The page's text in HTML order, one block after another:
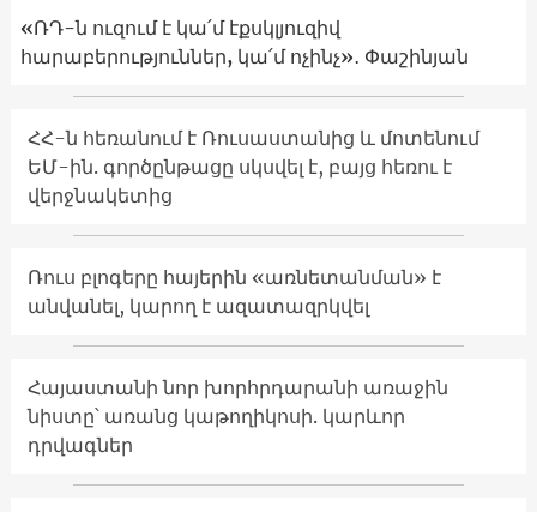
«ՌԴ-ն ուզում է կա՛մ էքսկլյուզիվ
հարաբերություններ, կա՛մ ոչինչ»․ Փաշինյան
ՀՀ-ն հեռանում է Ռուսաստանից և մոտենում
ԵՄ-ին. գործընթացը սկսվել է, բայց հեռու է
վերջնակետից
Ռուս բլոգերը հայերին «առնետանման» է
անվանել, կարող է ազատազրկվել
Հայաստանի նոր խորհրդարանի առաջին
նիստը՝ առանց կաթողիկոսի. կարևոր
դրվագներ